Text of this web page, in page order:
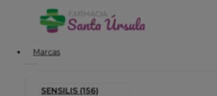
Marcas
SENSILIS (156)